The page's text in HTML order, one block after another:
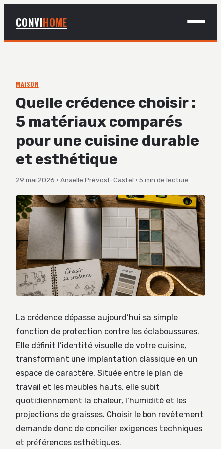
CONVIHOME
BRICOLAGE
DÉCO
JARDINAGE
MAISON
Quelle crédence choisir :
5 matériaux comparés
pour une cuisine durable
et esthétique
29 mai 2026 · Anaëlle Prévost-Castel · 5 min de lecture
La crédence dépasse aujourd’hui sa simple
fonction de protection contre les éclaboussures.
Elle définit l’identité visuelle de votre cuisine,
transformant une implantation classique en un
espace de caractère. Située entre le plan de
travail et les meubles hauts, elle subit
quotidiennement la chaleur, l’humidité et les
projections de graisses. Choisir le bon revêtement
demande donc de concilier exigences techniques
et préférences esthétiques.